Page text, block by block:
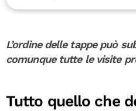
L’ordine delle tappe può
comunque tutte le visite
Tutto quello che